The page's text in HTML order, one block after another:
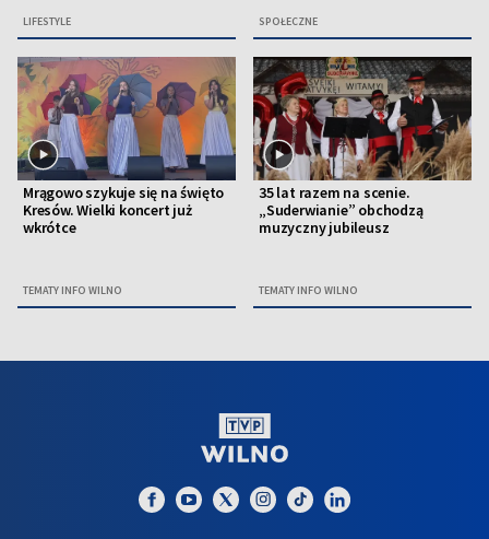
LIFESTYLE SPOŁECZNE
Mrągowo szykuje się na święto
Kresów. Wielki koncert już
wkrótce
TEMATY INFO WILNO
35 lat razem na scenie.
„Suderwianie” obchodzą
muzyczny jubileusz
TEMATY INFO WILNO